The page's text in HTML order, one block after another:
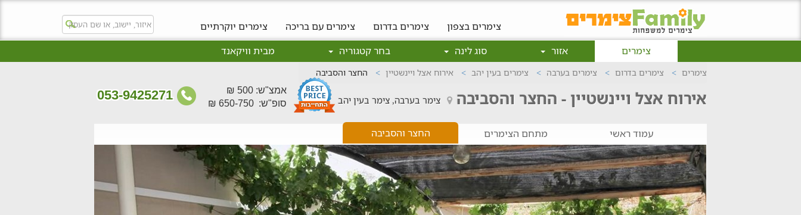
צימרים בצפון צימרים בדרום צימרים עם בריכה
צימרים יוקרתיים
צימרים
אזור סוג לינה בחר קטגוריה מבית וויקאנד
צימרים צימרים בדרום צימרים בערבה צימרים בעין יהב אירוח אצל ויינשטיין החצר והסביבה
אירוח אצל ויינשטיין - החצר והסביבה צימר בערבה, צימר בעין יהב
אמצ"ש: 500 ₪
סופ"ש: 650-750 ₪
עמוד ראשי מתחם הצימרים החצר והסביבה